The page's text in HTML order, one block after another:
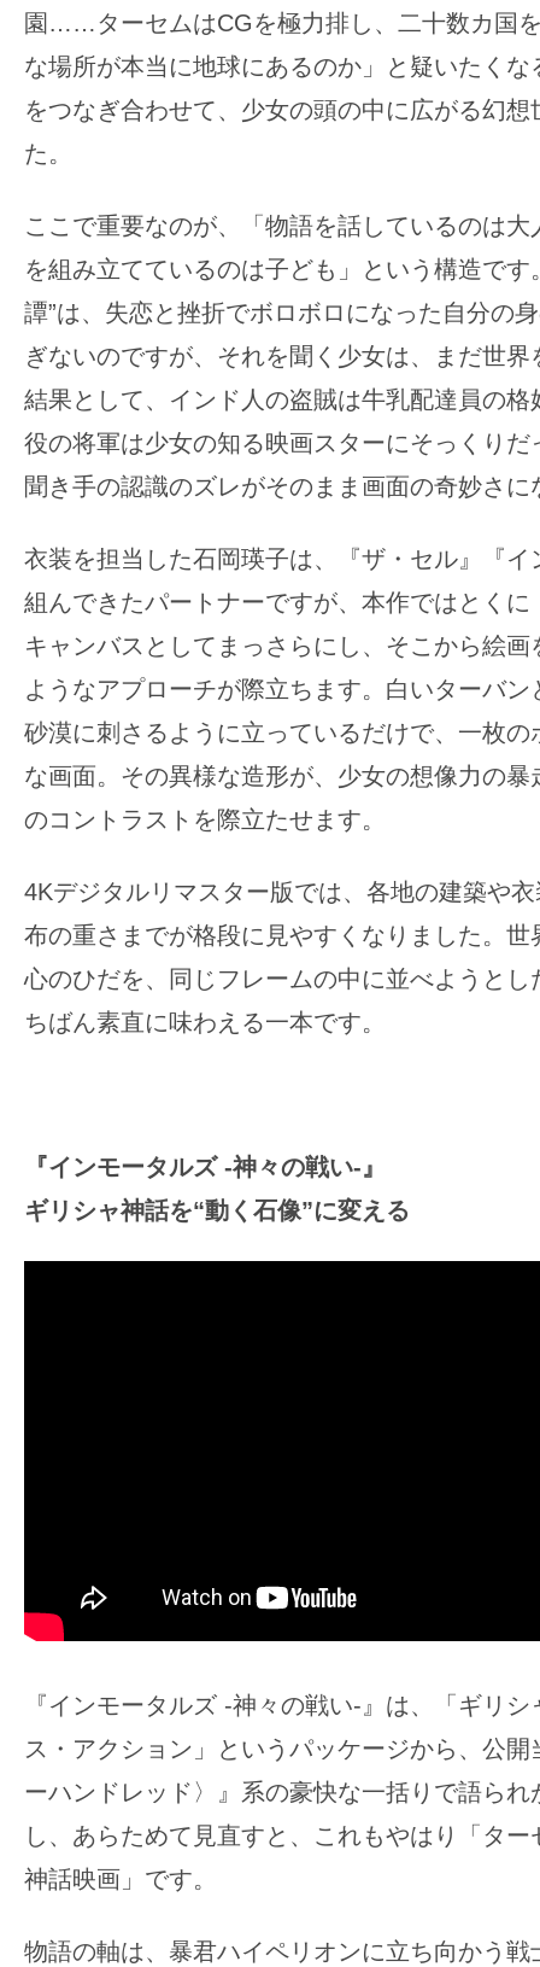
園……ターセムはCGを極力排し、二十数カ国
な場所が本当に地球にあるのか」と疑いたく
をつなぎ合わせて、少女の頭の中に広がる幻
た。
ここで重要なのが、「物語を話しているのは
を組み立てているのは子ども」という構造です
譚”は、失恋と挫折でボロボロになった自分の
ぎないのですが、それを聞く少女は、まだ世
結果として、インド人の盗賊は牛乳配達員の格
役の将軍は少女の知る映画スターにそっくりだ
聞き手の認識のズレがそのまま画面の奇妙さに
衣装を担当した石岡瑛子は、『ザ・セル』『イ
組んできたパートナーですが、本作ではとくに
キャンバスとしてまっさらにし、そこから絵
ようなアプローチが際立ちます。白いターバ
砂漠に刺さるように立っているだけで、一枚の
な画面。その異様な造形が、少女の想像力の
のコントラストを際立たせます。
4Kデジタルリマスター版では、各地の建築や
布の重さまでが格段に見やすくなりました。世
心のひだを、同じフレームの中に並べようとし
ちばん素直に味わえる一本です。
『インモータルズ -神々の戦い-』
ギリシャ神話を“動く石像”に変える
『インモータルズ -神々の戦い-』は、「ギリ
ス・アクション」というパッケージから、公
ーハンドレッド〉』系の豪快な一括りで語られ
し、あらためて見直すと、これもやはり「タ
神話映画」です。
物語の軸は、暴君ハイペリオンに立ち向かう戦